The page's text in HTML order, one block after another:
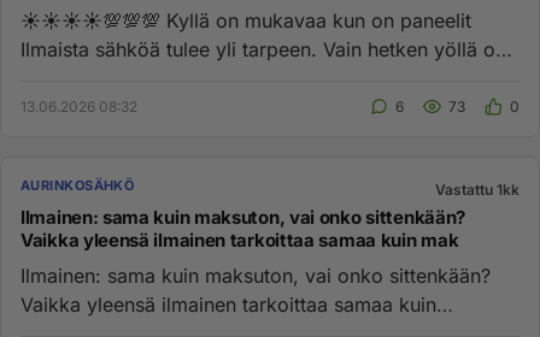
☀️☀️☀️☀️💯💯💯 Kyllä on mukavaa kun on paneelit
Ilmaista sähköä tulee yli tarpeen. Vain hetken yöllä on
13.06.2026 08:32 6 73 0
AURINKOSÄHKÖ Vastattu 1kk
Ilmainen: sama kuin maksuton, vai onko sittenkään?
Vaikka yleensä ilmainen tarkoittaa samaa kuin mak
Ilmainen: sama kuin maksuton, vai onko sittenkään?
Vaikka yleensä ilmainen tarkoittaa samaa kuin